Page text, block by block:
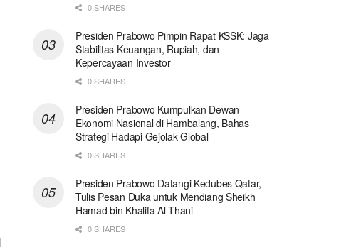
0 SHARES
Presiden Prabowo Pimpin Rapat KSSK: Jaga
Stabilitas Keuangan, Rupiah, dan
Kepercayaan Investor
0 SHARES
Presiden Prabowo Kumpulkan Dewan
Ekonomi Nasional di Hambalang, Bahas
Strategi Hadapi Gejolak Global
0 SHARES
Presiden Prabowo Datangi Kedubes Qatar,
Tulis Pesan Duka untuk Mendiang Sheikh
Hamad bin Khalifa Al Thani
0 SHARES